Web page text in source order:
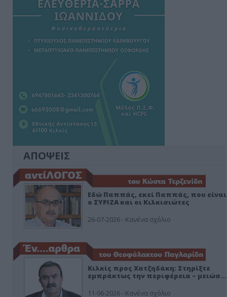
ΑΠΟΨΕΙΣ
Εδώ Παππάς, εκεί Παππάς, που είναι
ο ΣΥΡΙΖΑ και οι Κιλκισιώτες
26-07-2026 - Κανένα σχόλιο
Κιλκίς προς Χατζηδάκη: Στηρίξτε
εμπράκτως την περιφέρεια – μειώσ…
11-06-2026 - Κανένα σχόλιο